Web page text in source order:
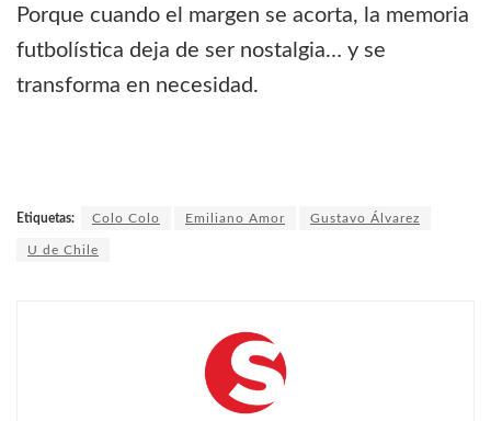
Porque cuando el margen se acorta, la memoria
futbolística deja de ser nostalgia… y se
transforma en necesidad.
Etiquetas: Colo Colo Emiliano Amor Gustavo Álvarez
U de Chile